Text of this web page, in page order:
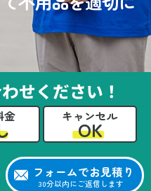
せください！
金 キャンセル
OK
フォームでお見積り
30分以内にご返信します